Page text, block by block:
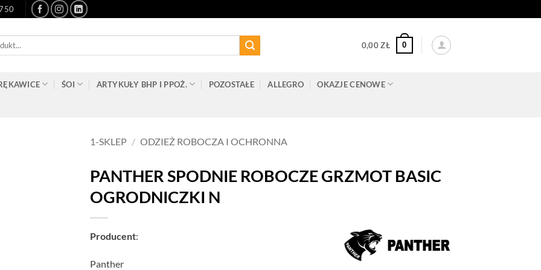
0,00ZŁ 0
ŚOI ARTYKUŁY BHP I PPOŻ. POZOSTAŁE ALLEGRO OKAZJE CENOWE
1-SKLEP / ODZIEŻ ROBOCZA I OCHRONNA
PANTHER SPODNIE ROBOCZE GRZMOT BASIC
OGRODNICZKI N
Producent:
Panther